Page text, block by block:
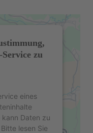
zu
eines
Daten zu
lesen Sie